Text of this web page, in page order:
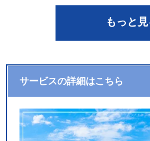
もっと
サービスの詳細はこちら